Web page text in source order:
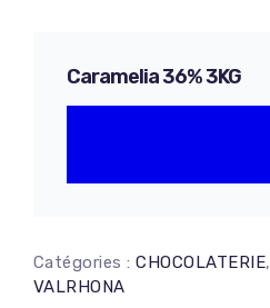
Caramelia 36% 3KG
Catégories :CHOCOLATERIE,
VALRHONA